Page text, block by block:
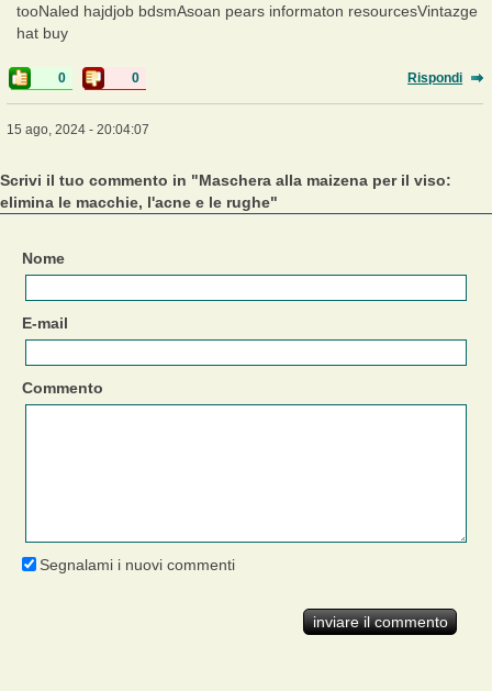
tooNaled hajdjob bdsmAsoan pears informaton resourcesVintazge
hat buy
0 0 Rispondi
15 ago, 2024 - 20:04:07
Scrivi il tuo commento in "Maschera alla maizena per il viso:
elimina le macchie, l'acne e le rughe"
Nome
E-mail
Commento
Segnalami i nuovi commenti